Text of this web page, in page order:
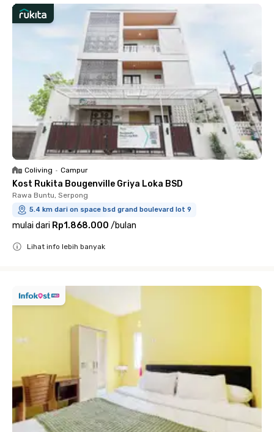
Coliving • Campur
Kost Rukita Bougenville Griya Loka BSD
Rawa Buntu, Serpong
5.4 km dari on space bsd grand boulevard lot 9
mulai dari Rp1.868.000 /bulan
Lihat info lebih banyak